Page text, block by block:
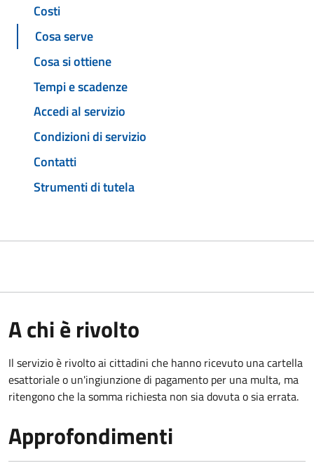
Costi
Cosa serve
Cosa si ottiene
Tempi e scadenze
Accedi al servizio
Condizioni di servizio
Contatti
Strumenti di tutela
A chi è rivolto
Il servizio è rivolto ai cittadini che hanno ricevuto una cartella
esattoriale o un'ingiunzione di pagamento per una multa, ma
ritengono che la somma richiesta non sia dovuta o sia errata.
Approfondimenti